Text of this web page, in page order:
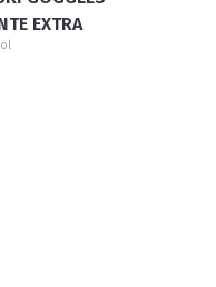
EXTRA